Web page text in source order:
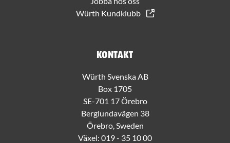
Würth Kundklubb
Kontakt
Würth Svenska AB
Box 1705
SE-701 17 Örebro
Berglundavägen 38
Örebro, Sweden
Växel: 019 - 35 10 00